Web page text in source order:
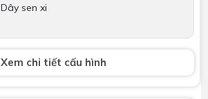
Dây sen xi
Xem chi tiết cấu hình